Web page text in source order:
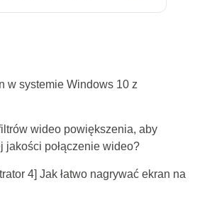
w systemie Windows 10 z
wideo powiększenia, aby
jakości połączenie wideo?
4] Jak łatwo nagrywać ekran na